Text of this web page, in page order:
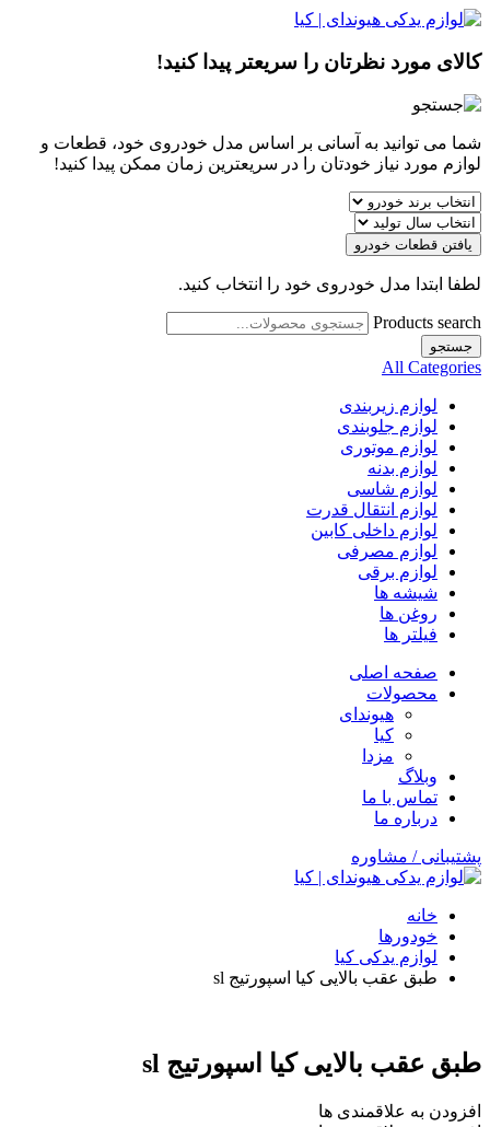
کالای مورد نظرتان را سریعتر پیدا کنید!
شما می توانید به آسانی بر اساس مدل خودروی خود، قطعات و
لوازم مورد نیاز خودتان را در سریعترین زمان ممکن پیدا کنید!
یافتن قطعات خودرو
لطفا ابتدا مدل خودروی خود را انتخاب کنید.
Products search
جستجو
All Categories
لوازم زیربندی
لوازم جلوبندی
لوازم موتوری
لوازم بدنه
لوازم شاسی
لوازم انتقال قدرت
لوازم داخلی کابین
لوازم مصرفی
لوازم برقی
شیشه ها
روغن ها
فیلتر ها
صفحه اصلی
محصولات
هیوندای
کیا
مزدا
وبلاگ
تماس با ما
درباره ما
پشتیبانی / مشاوره
خانه
خودورها
لوازم یدکی کیا
طبق عقب بالایی کیا اسپورتیج sl
طبق عقب بالایی کیا اسپورتیج sl
افزودن به علاقمندی ها